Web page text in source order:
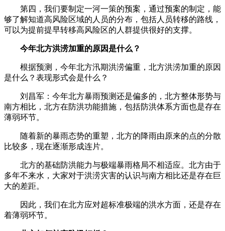
第四，我们要制定一河一策的预案，通过预案的制定，能
够了解知道高风险区域的人员的分布，包括人员转移的路线，
可以为提前提早转移高风险区的人群提供很好的支撑。
今年北方洪涝加重的原因是什么？
根据预测，今年北方汛期洪涝偏重，北方洪涝加重的原因
是什么？表现形式会是什么？
刘昌军：今年北方暴雨预测还是偏多的，北方整体形势与
南方相比，北方在防洪功能措施，包括防洪体系方面也是存在
薄弱环节。
随着新的暴雨态势的重塑，北方的降雨由原来的点的分散
比较多，现在逐渐形成连片。
北方的基础防洪能力与极端暴雨格局不相适应。北方由于
多年不来水，大家对于洪涝灾害的认识与南方相比还是存在巨
大的差距。
因此，我们在北方应对超标准极端的洪水方面，还是存在
着薄弱环节。